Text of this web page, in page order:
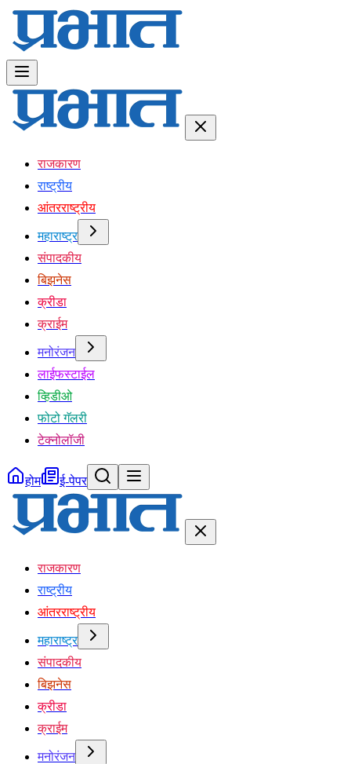
राजकारण
राष्ट्रीय
आंतरराष्ट्रीय
महाराष्ट्र
संपादकीय
बिझनेस
क्रीडा
क्राईम
मनोरंजन
लाईफस्टाईल
व्हिडीओ
फोटो गॅलरी
टेक्नोलॉजी
होम ई-पेपर
राजकारण
राष्ट्रीय
आंतरराष्ट्रीय
महाराष्ट्र
संपादकीय
बिझनेस
क्रीडा
क्राईम
मनोरंजन